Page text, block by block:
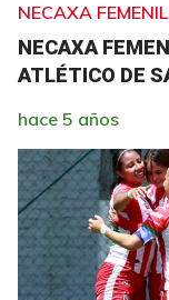
NECAXA FEMENIL
NECAXA
ATLÉTICO DE
hace 5 años